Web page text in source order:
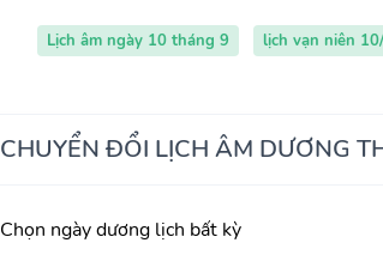
Lịch âm ngày 10 tháng 9 lịch vạn niên
CHUYỂN ĐỔI LỊCH ÂM DƯƠNG
Chọn ngày dương lịch bất kỳ